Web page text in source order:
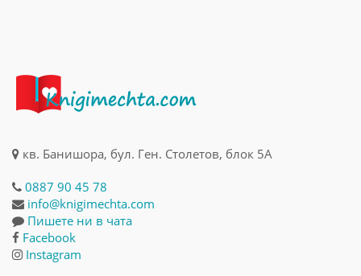
кв. Банишора, бул. Ген. Столетов, блок 5А
0887 90 45 78
info@knigimechta.com
Пишете ни в чата
Facebook
Instagram